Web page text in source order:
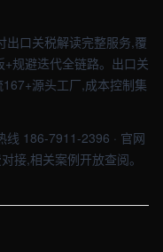
出口关税解读完整服务,覆
规避迭代全链路。出口关
源头工厂,成本控制集
线 186-7911-2396 · 官网
接,相关案例开放查阅。